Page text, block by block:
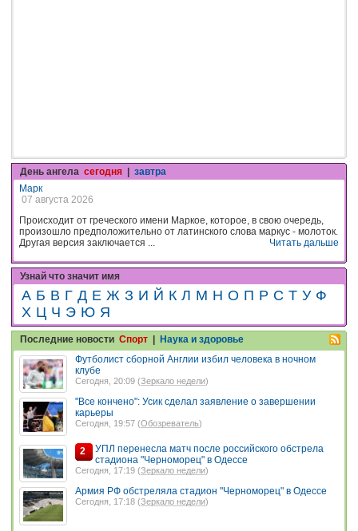
День ангела сегодня | завтра
Марк
07 августа 2026
Происходит от греческого имени Маркое, которое, в свою очередь,
произошло предположительно от латинского слова маркус - молоток.
Другая версия заключается ...
Читать дальше
Узнай что значит имя
А Б В Г Д Е Ж З И Й К Л М Н О П Р С Т У Ф
Х Ц Ч Э Ю Я
Последние новости Спорт | Наука и здоровье
Футболист сборной Англии избил человека в ночном
клубе
Сегодня, 20:09 (Зеркало недели)
"Все кончено": Усик сделал заявление о завершении
карьеры
Сегодня, 19:57 (Обозреватель)
2
УПЛ перенесла матч после российского обстрела
стадиона "Черноморец" в Одессе
Сегодня, 17:19 (Зеркало недели)
Армия РФ обстреляла стадион "Черноморец" в Одессе
Сегодня, 17:18 (Зеркало недели)